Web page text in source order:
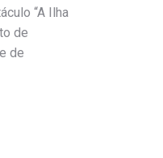
“A Ilha
de
de